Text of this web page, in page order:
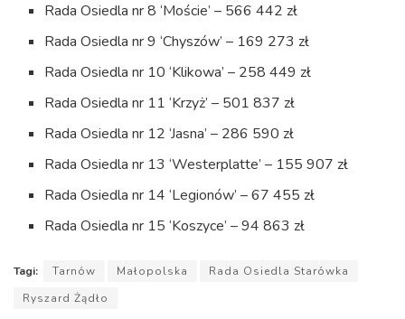
Rada Osiedla nr 8 ‘Moście’ – 566 442 zł
Rada Osiedla nr 9 ‘Chyszów’ – 169 273 zł
Rada Osiedla nr 10 ‘Klikowa’ – 258 449 zł
Rada Osiedla nr 11 ‘Krzyż’ – 501 837 zł
Rada Osiedla nr 12 ‘Jasna’ – 286 590 zł
Rada Osiedla nr 13 ‘Westerplatte’ – 155 907 zł
Rada Osiedla nr 14 ‘Legionów’ – 67 455 zł
Rada Osiedla nr 15 ‘Koszyce’ – 94 863 zł
Tagi: Tarnów Małopolska
Rada Osiedla Starówka
Ryszard Żądło